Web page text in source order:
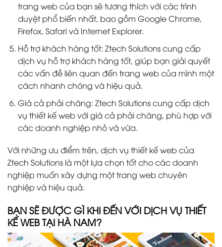
trang web của bạn sẽ tương thích với các trình
duyệt phổ biến nhất, bao gồm Google Chrome,
Firefox, Safari và Internet Explorer.
Hỗ trợ khách hàng tốt: Ztech Solutions cung cấp
dịch vụ hỗ trợ khách hàng tốt, giúp bạn giải quyết
các vấn đề liên quan đến trang web của mình một
cách nhanh chóng và hiệu quả.
Giá cả phải chăng: Ztech Solutions cung cấp dịch
vụ thiết kế web với giá cả phải chăng, phù hợp với
các doanh nghiệp nhỏ và vừa.
Với những ưu điểm trên, dịch vụ thiết kế web của
Ztech Solutions là một lựa chọn tốt cho các doanh
nghiệp muốn xây dựng một trang web chuyên
nghiệp và hiệu quả.
BẠN SẼ ĐƯỢC GÌ KHI ĐẾN VỚI DỊCH VỤ THIẾT
KẾ WEB TẠI HÀ NAM?